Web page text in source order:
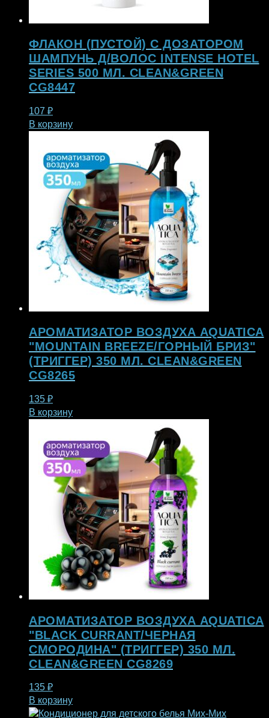
ФЛАКОН (ПУСТОЙ) С ДОЗАТОРОМ
ШАМПУНЬ Д/ВОЛОС INTENSE HOTEL
SERIES 500 МЛ. CLEAN&GREEN
CG8447
107 ₽
В корзину
АРОМАТИЗАТОР ВОЗДУХА AQUATICA
"MOUNTAIN BREEZE/ГОРНЫЙ БРИЗ"
(ТРИГГЕР) 350 МЛ. CLEAN&GREEN
CG8265
135 ₽
В корзину
АРОМАТИЗАТОР ВОЗДУХА AQUATICA
"BLACK CURRANT/ЧЕРНАЯ
СМОРОДИНА" (ТРИГГЕР) 350 МЛ.
CLEAN&GREEN CG8269
135 ₽
В корзину